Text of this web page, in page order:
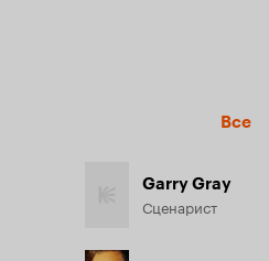
Все
Garry Gray
Сценарист